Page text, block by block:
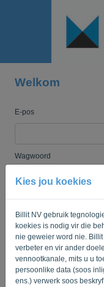
Kies jou koekies
Billit NV gebruik
koekies is nodig vir die
nie geweier word nie.
verbeter en vir ander
vennootkanale, mits u u
persoonlike data (soos
ens.) verwerk soos
Welkom
E-pos
Wagwoord